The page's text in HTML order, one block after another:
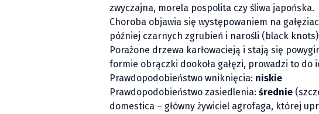
zwyczajna, morela pospolita czy śliwa japońska.
Choroba objawia się występowaniem na
później czarnych zgrubień i narośli (black
Porażone drzewa karłowacieją i stają się
formie obrączki dookoła gałęzi, prowadzi to do
Prawdopodobieństwo wniknięcia: niskie
Prawdopodobieństwo zasiedlenia: średnie
domestica – główny żywiciel agrofaga, której